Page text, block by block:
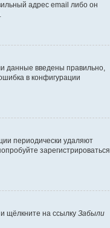
адрес email либо он
данные введены правильно,
в конфигурации
периодически удаляют
зарегистрироваться
щёлкните на ссылку Забыли